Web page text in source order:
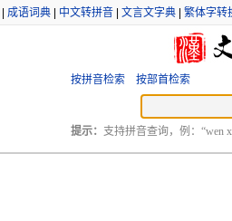
成语词典 中文转拼音 文言文字典 繁体字转
按拼音检索 按部首检索
提示： 支持拼音查询，例：“wen